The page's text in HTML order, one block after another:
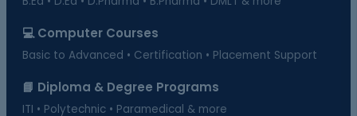
💻 Computer Courses
Basic to Advanced • Certification • Placement Support
📘 Diploma & Degree Programs
ITI • Polytechnic • Paramedical & more